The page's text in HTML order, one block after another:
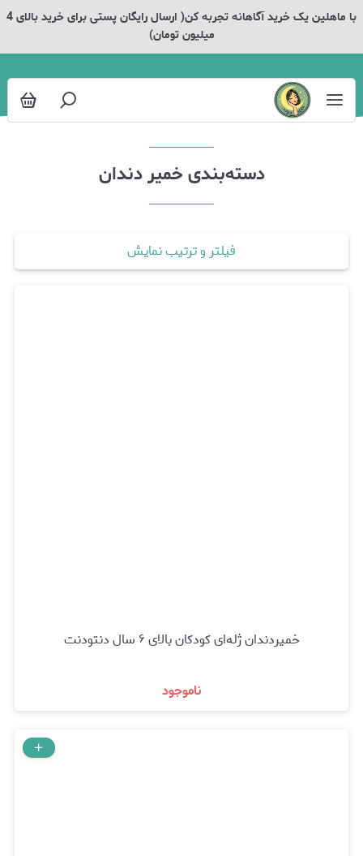
با ماهلین یک خرید آگاهانه تجربه کن( ارسال رایگان پستی برای خرید بالای 4
میلیون تومان)
دسته‌بندی خمیر دندان
فیلتر و ترتیب نمایش
خمیردندان ژله‌ای کودکان بالای ۶ سال دنتودنت
ناموجود